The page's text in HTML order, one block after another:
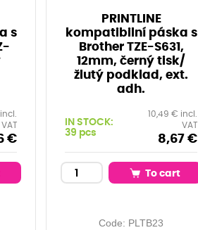
s
VAT
€
PRINTLINE
kompatibilní páska s
Brother TZE-S631,
12mm, černý tisk/
žlutý podklad, ext.
adh.
IN STOCK:
39 pcs
10,49 € incl.
VAT
8,67 €
To cart
Code: PLTB23